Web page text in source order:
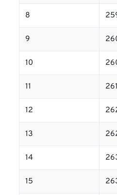
8
9
10
11
12
13
14
15